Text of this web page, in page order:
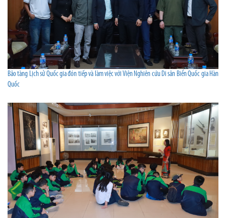
Bảo tàng Lịch sử Quốc gia đón tiếp và làm việc với Viện Nghiên cứu Di sản Biển Quốc gia Hàn
Quốc